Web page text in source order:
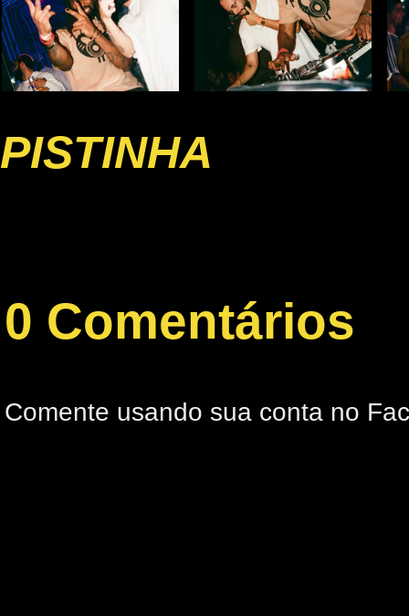
PISTINHA
0 Comentários
Comente usando sua conta no